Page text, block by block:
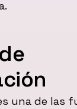
una de las